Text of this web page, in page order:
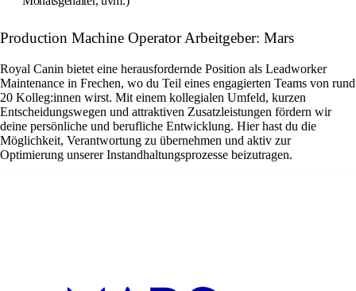
Production Machine Operator Arbeitgeber: Mars
Royal Canin bietet eine herausfordernde Position als Leadworker
Maintenance in Frechen, wo du Teil eines engagierten Teams von rund
20 Kolleg:innen wirst. Mit einem kollegialen Umfeld, kurzen
Entscheidungswegen und attraktiven Zusatzleistungen fördern wir
deine persönliche und berufliche Entwicklung. Hier hast du die
Möglichkeit, Verantwortung zu übernehmen und aktiv zur
Optimierung unserer Instandhaltungsprozesse beizutragen.